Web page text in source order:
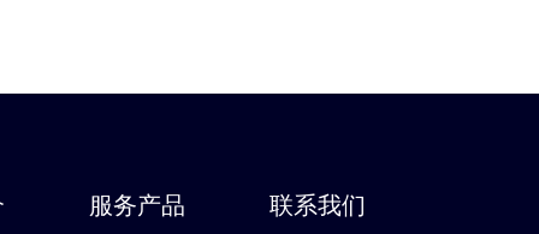
服务产品 联系我们